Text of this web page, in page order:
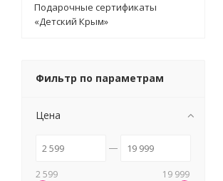
Подарочные сертификаты
«Детский Крым»
Фильтр по параметрам
Цена
2 599 19 999